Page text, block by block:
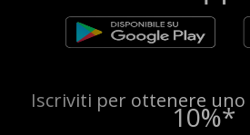
Iscriviti per ottenere uno
10%*